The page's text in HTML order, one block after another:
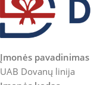
Įmonės pavadinimas
UAB Dovanų linija